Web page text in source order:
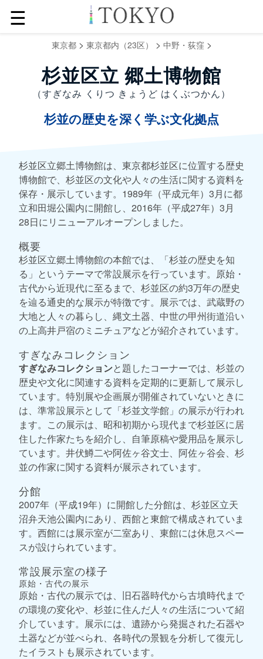
☰
東京都> 東京都内（23区） > 中野・荻窪 >
杉並区立 郷土博物館
（すぎなみ くりつ きょうど はくぶつかん）
杉並の歴史を深く学ぶ文化拠点
杉並区立郷土博物館は、東京都杉並区に位置する歴史
博物館で、杉並区の文化や人々の生活に関する資料を
保存・展示しています。1989年（平成元年）3月に都
立和田堀公園内に開館し、2016年（平成27年）3月
28日にリニューアルオープンしました。
概要
杉並区立郷土博物館の本館では、「杉並の歴史を知
る」というテーマで常設展示を行っています。原始・
古代から近現代に至るまで、杉並区の約3万年の歴史
を辿る通史的な展示が特徴です。展示では、武蔵野の
大地と人々の暮らし、縄文土器、中世の甲州街道沿い
の上高井戸宿のミニチュアなどが紹介されています。
すぎなみコレクション
すぎなみコレクションと題したコーナーでは、杉並の
歴史や文化に関連する資料を定期的に更新して展示し
ています。特別展や企画展が開催されていないときに
は、準常設展示として「杉並文学館」の展示が行われ
ます。この展示は、昭和初期から現代まで杉並区に居
住した作家たちを紹介し、自筆原稿や愛用品を展示し
ています。井伏鱒二や阿佐ヶ谷文士、阿佐ヶ谷会、杉
並の作家に関する資料が展示されています。
分館
2007年（平成19年）に開館した分館は、杉並区立天
沼弁天池公園内にあり、西館と東館で構成されていま
す。西館には展示室が二室あり、東館には休息スペー
スが設けられています。
常設展示室の様子
原始・古代の展示
原始・古代の展示では、旧石器時代から古墳時代まで
の環境の変化や、杉並に住んだ人々の生活について紹
介しています。展示には、遺跡から発掘された石器や
土器などが並べられ、各時代の景観を分析して復元し
たイラストも展示されています。